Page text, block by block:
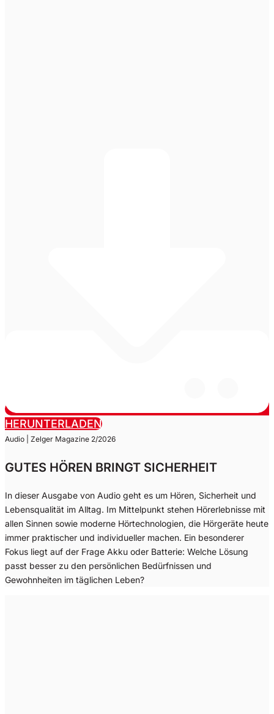
HERUNTERLADEN
Audio | Zelger Magazine 2/2026
GUTES HÖREN BRINGT SICHERHEIT
In dieser Ausgabe von Audio geht es um Hören, Sicherheit und
Lebensqualität im Alltag. Im Mittelpunkt stehen Hörerlebnisse mit
allen Sinnen sowie moderne Hörtechnologien, die Hörgeräte heute
immer praktischer und individueller machen. Ein besonderer
Fokus liegt auf der Frage Akku oder Batterie: Welche Lösung
passt besser zu den persönlichen Bedürfnissen und
Gewohnheiten im täglichen Leben?